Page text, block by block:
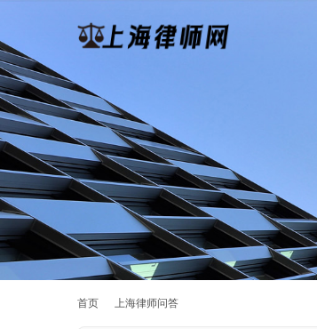
首页 上海律师问答